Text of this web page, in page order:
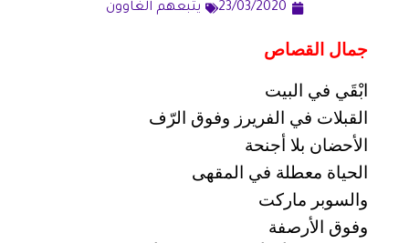
23/03/2020 يتبعهم الغاوون
جمال القصاص
ابْقَي في البيت
القبلات في الفريرز وفوق الرّف
الأحضان بلا أجنحة
الحياة معطلة في المقهى
والسوبر ماركت
وفوق الأرصفة